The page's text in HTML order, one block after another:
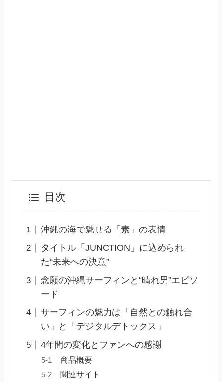
目次
沖縄の海で魅せる「素」の表情
タイトル「JUNCTION」に込められ
た“未来への決意”
念願の沖縄サーフィンと“晴れ男”エピソ
ード
サーフィンの魅力は「自然との触れ合
い」と「デジタルデトックス」
4年間の変化とファンへの感謝
商品概要
関連サイト